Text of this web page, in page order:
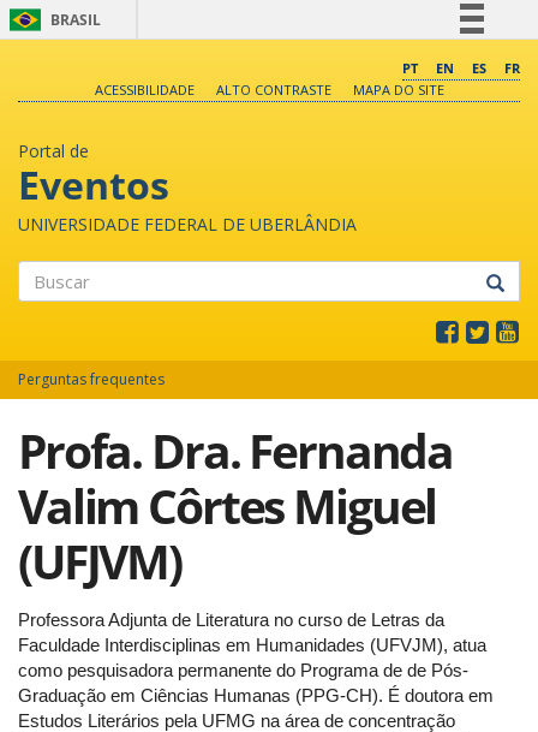
BRASIL
Comunica BR
PT EN ES
FR
ACESSIBILIDADE
ALTO CONTRASTE MAPA DO SITE
Portal de
Eventos
UNIVERSIDADE FEDERAL DE UBERLÂNDIA
Perguntas frequentes
Profa. Dra. Fernanda
Valim Côrtes Miguel
(UFJVM)
Professora Adjunta de Literatura no curso de Letras da
Faculdade Interdisciplinas em Humanidades (UFVJM), atua
como pesquisadora permanente do Programa de de Pós-
Graduação em Ciências Humanas (PPG-CH). É doutora em
Estudos Literários pela UFMG na área de concentração